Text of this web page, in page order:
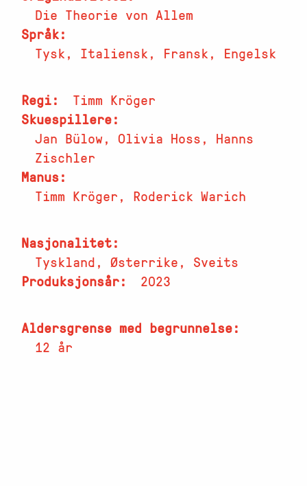
Die Theorie von Allem
Språk
Tysk, Italiensk, Fransk, Engelsk
Regi
Timm Kröger
Skuespillere
Jan Bülow, Olivia Hoss, Hanns
Zischler
Manus
Timm Kröger, Roderick Warich
Nasjonalitet
Tyskland, Østerrike, Sveits
Produksjonsår
2023
Aldersgrense med begrunnelse
12 år